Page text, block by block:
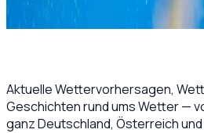
Verwandte Themen:
Biowetter
Aktuelle Wettervorhersagen,
Geschichten rund ums Wetter —
ganz Deutschland, Österreich